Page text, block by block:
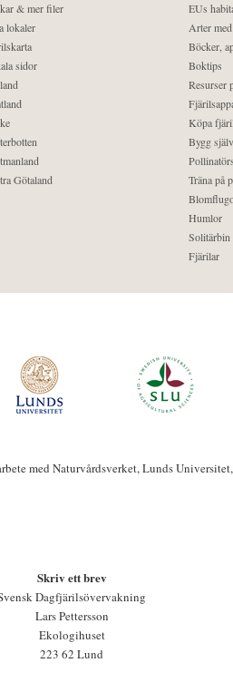
& mer filer
lokaler
sidor
Götaland
EUs
Arter
Böcker,
Boktips
Resurser
Köpa
Bygg själv
Träna på
Humlor
Solitärbin
Fjärilar
med Naturvårdsverket, Lunds
Skriv ett brev
Dagfjärilsövervakning
Lars Pettersson
Ekologihuset
223 62 Lund